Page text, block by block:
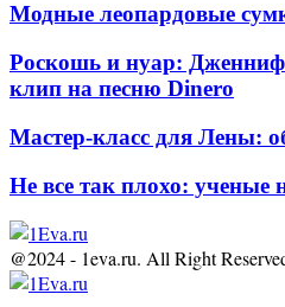
Модные леопардовые
Роскошь и нуар:
клип на песню Dinero
Мастер-класс для Лены:
Не все так плохо: ученые
@2024 - 1eva.ru. All Right